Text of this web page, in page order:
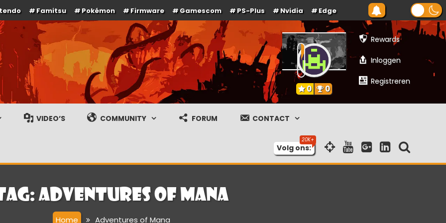
Famitsu Pokémon Firmware Gamescom PS-Plus Nvidia Edge
gameplay streams
Rewards
Inloggen
Registreren
0 0
VIDEO’S COMMUNITY FORUM CONTACT
Volg ons:
Adventures of Mana
Home Adventures of Mana